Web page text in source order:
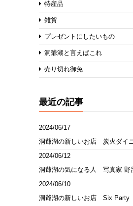
特産品
雑貨
プレゼントにしたいもの
洞爺湖と言えばこれ
売り切れ御免
最近の記事
2024/06/17
洞爺湖の新しいお店 炭火ダイ
2024/06/12
洞爺湖の気になる人 写真家 野
2024/06/10
洞爺湖の新しいお店 Six Party